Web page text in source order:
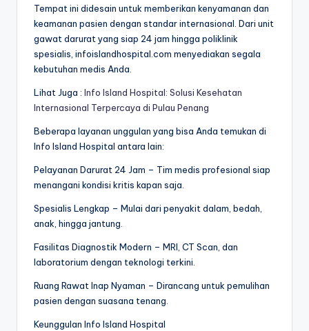
Tempat ini didesain untuk memberikan kenyamanan dan
keamanan pasien dengan standar internasional. Dari unit
gawat darurat yang siap 24 jam hingga poliklinik
spesialis, infoislandhospital.com menyediakan segala
kebutuhan medis Anda.
Lihat Juga : Info Island Hospital: Solusi Kesehatan
Internasional Terpercaya di Pulau Penang
Beberapa layanan unggulan yang bisa Anda temukan di
Info Island Hospital antara lain:
Pelayanan Darurat 24 Jam – Tim medis profesional siap
menangani kondisi kritis kapan saja.
Spesialis Lengkap – Mulai dari penyakit dalam, bedah,
anak, hingga jantung.
Fasilitas Diagnostik Modern – MRI, CT Scan, dan
laboratorium dengan teknologi terkini.
Ruang Rawat Inap Nyaman – Dirancang untuk pemulihan
pasien dengan suasana tenang.
Keunggulan Info Island Hospital